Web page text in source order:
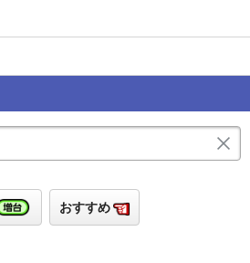
おすすめ